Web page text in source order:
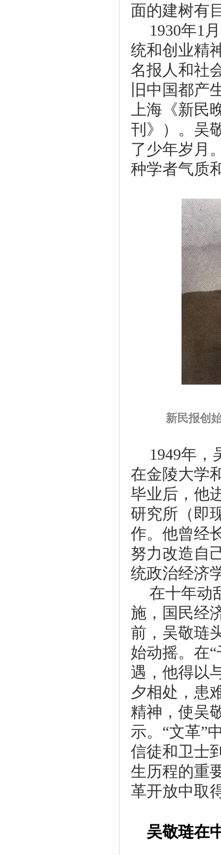
面的建树有
1930年1 月
统和创业精
名报人和社
旧中国都产
上海《新民
刊》）。吴
了少年岁月
种学者气质
新民报创
1949年，
在金陵大学
毕业后，他
研究所（即
作。他曾经
努力改造自
统政治经济
在十年动
施，国民经
前，吴敬琏
始动摇。在
遇，他得以
夕相处，患
精神，使吴
示。“文革”
信徒和卫士
生历程的重
革开放中取
吴敬琏在